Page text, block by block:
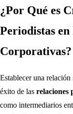
¿Por Qué es
Periodistas en
Corporativas?
Establecer una relación sólida con los periodistas es esencial para el
éxito de las relaciones
como intermediarios